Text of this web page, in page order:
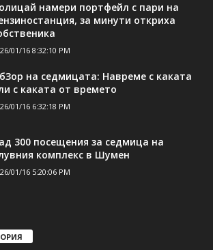
намери портфейл с пари на
за минути откриха
01/16 8:32:10 PM
на седмицата: Навреме с каката
с каката от времето
01/16 6:32:18 PM
300 посещения за седмица на
комплекс в Шумен
01/16 5:20:06 PM